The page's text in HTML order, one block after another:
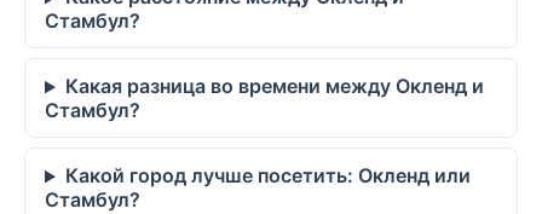
Стамбул?
Какая разница во времени между Окленд и
Стамбул?
Какой город лучше посетить: Окленд или
Стамбул?